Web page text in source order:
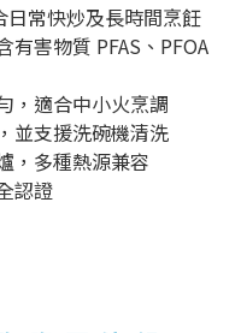
常快炒及長時間烹飪
害物質 PFAS、PFOA
，適合中小火烹調
並支援洗碗機清洗
，多種熱源兼容
認證